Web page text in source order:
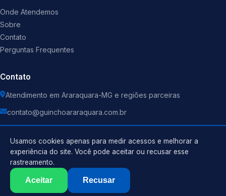
Onde Atendemos
Sobre
Contato
Perguntas Frequentes
Contato
Atendimento em Araraquara-MG e regiões parceiras
contato@guinchoararaquara.com.br
Guincho . Todos os direitos reservados.
Usamos cookies apenas para medir acessos e melhorar a
experiência do site. Você pode aceitar ou recusar esse
rastreamento.
Aceitar Recusar